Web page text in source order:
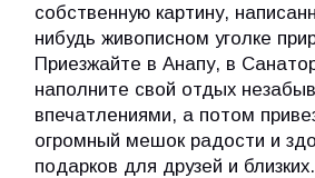
собственную картину,
нибудь живописном уголке
Приезжайте в Анапу, в
наполните свой отдых
впечатлениями, а потом
огромный мешок радости и
подарков для друзей и близких.